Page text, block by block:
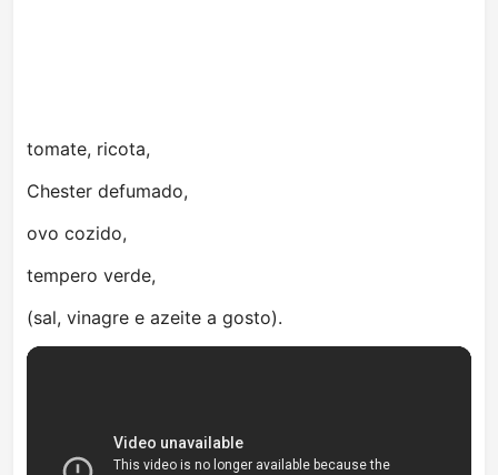
tomate, ricota,
Chester defumado,
ovo cozido,
tempero verde,
(sal, vinagre e azeite a gosto).